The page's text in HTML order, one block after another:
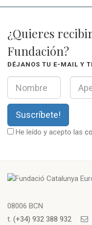
¿Quieres
Fundación?
DÉJANOS TU E-MAIL Y
Suscríbete!
He leído y acepto las
08006 BCN
t. (+34) 932 388 932